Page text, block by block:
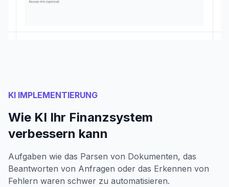
KI IMPLEMENTIERUNG
Wie KI Ihr Finanzsystem
verbessern kann
Aufgaben wie das Parsen von Dokumenten, das
Beantworten von Anfragen oder das Erkennen von
Fehlern waren schwer zu automatisieren.